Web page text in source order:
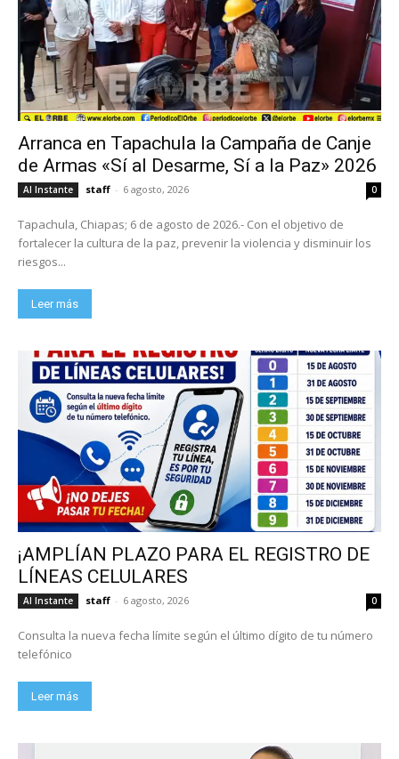
Arranca en Tapachula la Campaña de Canje
de Armas «Sí al Desarme, Sí a la Paz» 2026
Al Instante staff - 6 agosto, 2026 0
Tapachula, Chiapas; 6 de agosto de 2026.- Con el objetivo de
fortalecer la cultura de la paz, prevenir la violencia y disminuir los
riesgos...
Leer más
¡AMPLÍAN PLAZO PARA EL REGISTRO DE
LÍNEAS CELULARES
Al Instante staff - 6 agosto, 2026 0
Consulta la nueva fecha límite según el último dígito de tu número
telefónico
Leer más